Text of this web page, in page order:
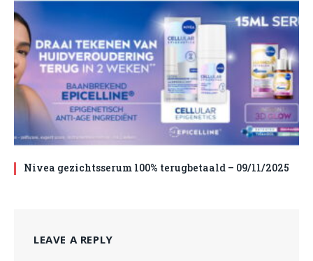
Nivea gezichtsserum 100% terugbetaald – 09/11/2025
LEAVE A REPLY